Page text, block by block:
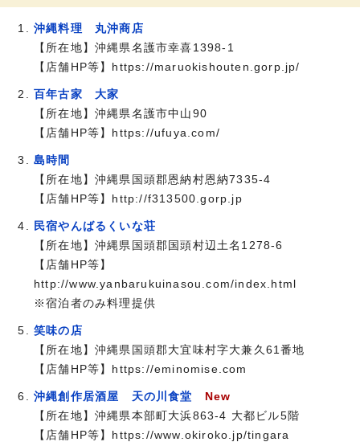
沖縄料理 丸沖商店
【所在地】沖縄県名護市幸喜1398‐1
【店舗HP等】https://maruokishouten.gorp.jp/
百年古家 大家
【所在地】沖縄県名護市中山90
【店舗HP等】https://ufuya.com/
島時間
【所在地】沖縄県国頭郡恩納村恩納7335-4
【店舗HP等】http://f313500.gorp.jp
民宿やんばるくいな荘
【所在地】沖縄県国頭郡国頭村辺土名1278-6
【店舗HP等】
http://www.yanbarukuinasou.com/index.html
※宿泊者のみ料理提供
笑味の店
【所在地】沖縄県国頭郡大宜味村字大兼久61番地
【店舗HP等】https://eminomise.com
沖縄創作居酒屋 天の川食堂
New
【所在地】沖縄県本部町大浜863-4 大都ビル5階
【店舗HP等】https://www.okiroko.jp/tingara